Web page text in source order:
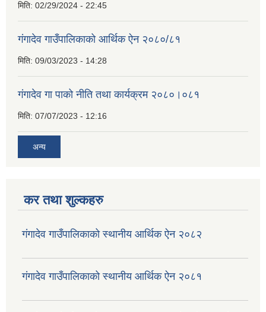
मिति: 02/29/2024 - 22:45
गंगादेव गाउँपालिकाको आर्थिक ऐन २०८०/८१
मिति: 09/03/2023 - 14:28
गंगादेव गा पाको नीति तथा कार्यक्रम २०८०।०८१
मिति: 07/07/2023 - 12:16
अन्य
कर तथा शुल्कहरु
गंगादेव गाउँपालिकाको स्थानीय आर्थिक ऐन २०८२
गंगादेव गाउँपालिकाको स्थानीय आर्थिक ऐन २०८१